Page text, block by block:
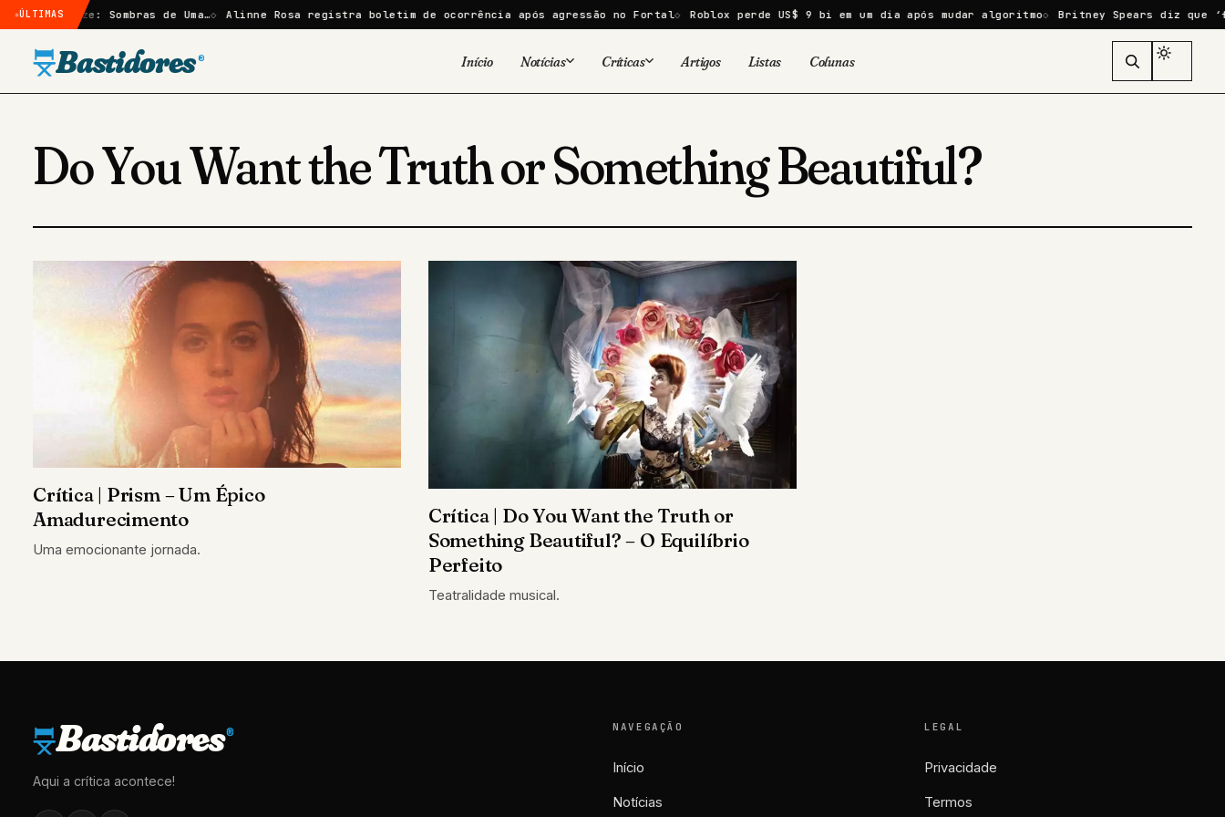
ÚLTIMAS
Elize: Sombras de Uma… Alinne Rosa registra boletim de ocorrência após agressão no Fortal Roblox perde US$ 9 bi em um dia após mudar algoritmo Britney Spears diz que
Bastidores ® Início Notícias
Séries
Quadrinhos
Famosos
Críticas
TV
Livros
Artigos Listas Colunas
Do You Want the Truth or Something Beautiful?
Crítica | Prism – Um Épico
Amadurecimento
Uma emocionante jornada.
Crítica | Do You Want the Truth or
Something Beautiful? – O Equilíbrio
Perfeito
Teatralidade musical.
Bastidores®
Aqui a crítica acontece!
NAVEGAÇÃO
Início
Notícias
LEGAL
Privacidade
Termos